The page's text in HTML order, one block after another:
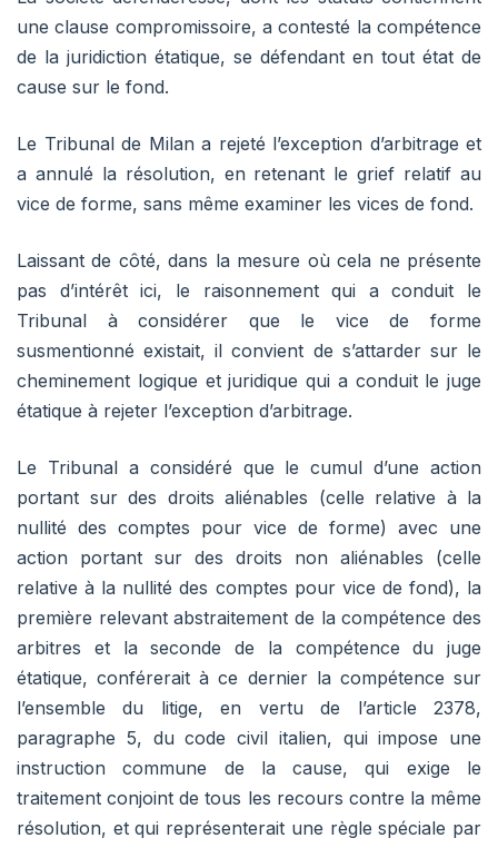
une clause compromissoire, a contesté la compétence
de la juridiction étatique, se défendant en tout état de
cause sur le fond.
Le Tribunal de Milan a rejeté l’exception d’arbitrage et
a annulé la résolution, en retenant le grief relatif au
vice de forme, sans même examiner les vices de fond.
Laissant de côté, dans la mesure où cela ne présente
pas d’intérêt ici, le raisonnement qui a conduit le
Tribunal à considérer que le vice de forme
susmentionné existait, il convient de s’attarder sur le
cheminement logique et juridique qui a conduit le juge
étatique à rejeter l’exception d’arbitrage.
Le Tribunal a considéré que le cumul d’une action
portant sur des droits aliénables (celle relative à la
nullité des comptes pour vice de forme) avec une
action portant sur des droits non aliénables (celle
relative à la nullité des comptes pour vice de fond), la
première relevant abstraitement de la compétence des
arbitres et la seconde de la compétence du juge
étatique, conférerait à ce dernier la compétence sur
l’ensemble du litige, en vertu de l’article 2378,
paragraphe 5, du code civil italien, qui impose une
instruction commune de la cause, qui exige le
traitement conjoint de tous les recours contre la même
résolution, et qui représenterait une règle spéciale par